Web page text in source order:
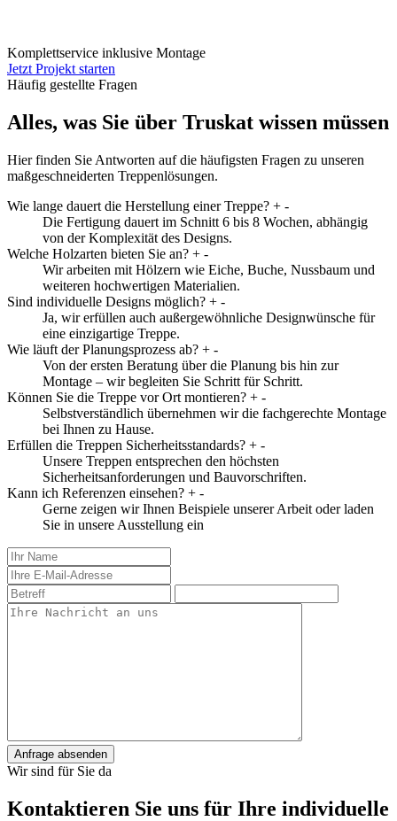
Komplettservice inklusive Montage
Jetzt Projekt starten
Häufig gestellte Fragen
Alles, was Sie über Truskat wissen müssen
Hier finden Sie Antworten auf die häufigsten Fragen zu unseren
maßgeschneiderten Treppenlösungen.
Wie lange dauert die Herstellung einer Treppe? + -
Die Fertigung dauert im Schnitt 6 bis 8 Wochen, abhängig
von der Komplexität des Designs.
Welche Holzarten bieten Sie an? + -
Wir arbeiten mit Hölzern wie Eiche, Buche, Nussbaum und
weiteren hochwertigen Materialien.
Sind individuelle Designs möglich? + -
Ja, wir erfüllen auch außergewöhnliche Designwünsche für
eine einzigartige Treppe.
Wie läuft der Planungsprozess ab? + -
Von der ersten Beratung über die Planung bis hin zur
Montage – wir begleiten Sie Schritt für Schritt.
Können Sie die Treppe vor Ort montieren? + -
Selbstverständlich übernehmen wir die fachgerechte Montage
bei Ihnen zu Hause.
Erfüllen die Treppen Sicherheitsstandards? + -
Unsere Treppen entsprechen den höchsten
Sicherheitsanforderungen und Bauvorschriften.
Kann ich Referenzen einsehen? + -
Gerne zeigen wir Ihnen Beispiele unserer Arbeit oder laden
Sie in unsere Ausstellung ein
Anfrage absenden
Wir sind für Sie da
Kontaktieren Sie uns für Ihre individuelle